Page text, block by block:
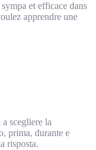
et efficace dans
apprendre une
scegliere la
prima, durante e
risposta.